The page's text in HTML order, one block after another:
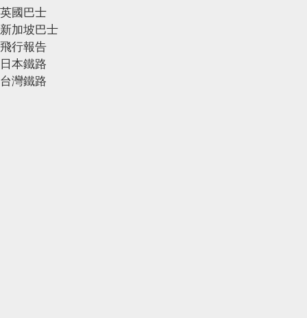
英國巴士
新加坡巴士
飛行報告
日本鐵路
台灣鐵路